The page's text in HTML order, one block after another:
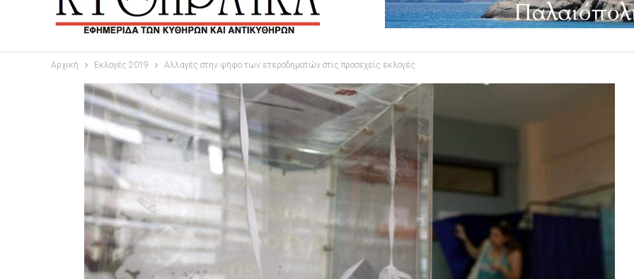
Αρχική Εκλογές 2019 Αλλαγές στην ψήφο των ετεροδημοτών στις προσεχείς εκλογές